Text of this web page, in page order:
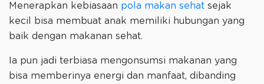
Menerapkan kebiasaan pola makan sehat sejak
kecil bisa membuat anak memiliki hubungan yang
baik dengan makanan sehat.
Ia pun jadi terbiasa mengonsumsi makanan yang
bisa memberinya energi dan manfaat, dibanding